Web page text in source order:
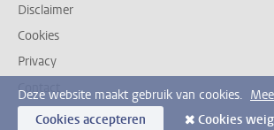
Disclaimer
Cookies
Privacy
Contact
Deze website maakt gebruik van cookies.
Cookies accepteren
Cookies